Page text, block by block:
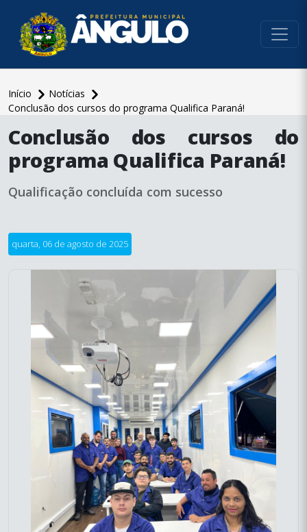
Início
Notícias
Conclusão dos cursos do programa Qualifica Paraná!
principal
Conclusão dos cursos do
programa Qualifica Paraná!
Qualificação concluída com sucesso
quarta, 06 de agosto de 2025